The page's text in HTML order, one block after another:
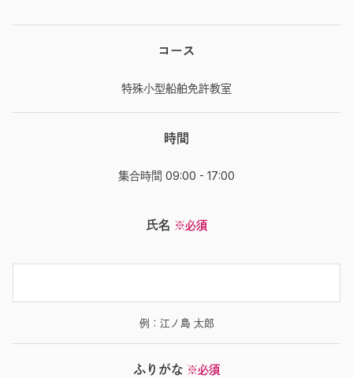
コース
特殊小型船舶免許教室
時間
集合時間 09:00 - 17:00
氏名 ※必須
例：江ノ島 太郎
ふりがな ※必須